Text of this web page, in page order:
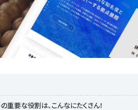
重要な役割は、こんなにたくさん！